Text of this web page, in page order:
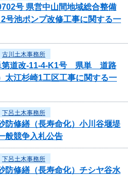
号 県営中山間地域総合整備
号池ポンプ改修工事に関する一
古川土木事務所
第道改-11-4-K1号 県単 道路
太江杉崎1工区工事に関する一
下呂土木事務所
防修繕（長寿命化）小川谷堰堤
競争入札公告
下呂土木事務所
防修繕（長寿命化）チシヤ谷水